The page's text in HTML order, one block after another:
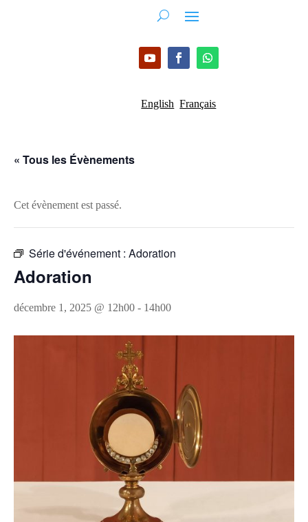
English Français
« Tous les Évènements
Cet évènement est passé.
Série d'événement : Adoration
Adoration
décembre 1, 2025 @ 12h00 - 14h00